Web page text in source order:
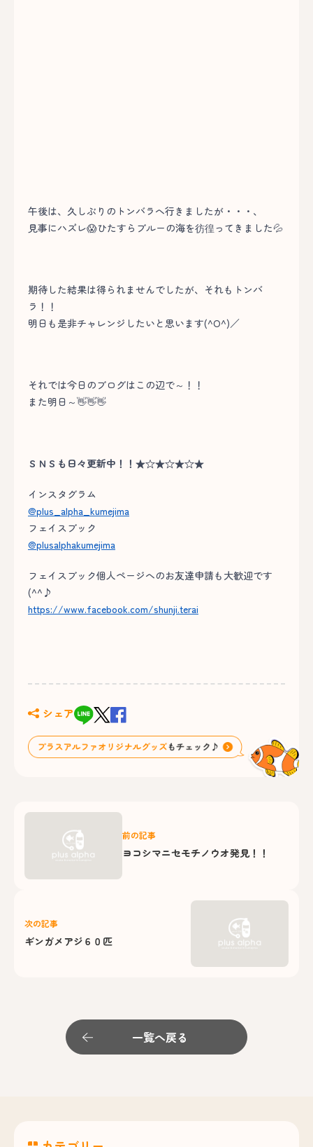
午後は、久しぶりのトンバラへ行きましたが・・・、
見事にハズレ😱ひたすらブルーの海を彷徨ってきました💦
期待した結果は得られませんでしたが、それもトンバ
ラ！！
明日も是非チャレンジしたいと思います(^O^)／
それでは今日のブログはこの辺で～！！
また明日～👋👋👋
ＳＮＳも日々更新中！！★☆★☆★☆★
インスタグラム
@plus_alpha_kumejima
フェイスブック
@plusalphakumejima
フェイスブック個人ページへのお友達申請も大歓迎です
(^^♪
https://www.facebook.com/shunji.terai
シェア
前の記事
ヨコシマニセモチノウオ発見！！
次の記事
ギンガメアジ６０匹
一覧へ戻る